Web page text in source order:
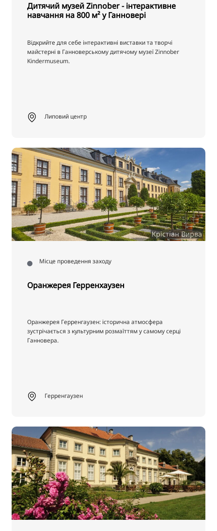
Дитячий музей Zinnober - інтерактивне
навчання на 800 м² у Ганновері
Відкрийте для себе інтерактивні виставки та творчі
майстерні в Ганноверському дитячому музеї Zinnober
Kindermuseum.
Липовий центр
Крістіан Вирва
Місце проведення заходу
Оранжерея Герренхаузен
Оранжерея Герренгаузен: історична атмосфера
зустрічається з культурним розмаїттям у самому серці
Ганновера.
Герренгаузен